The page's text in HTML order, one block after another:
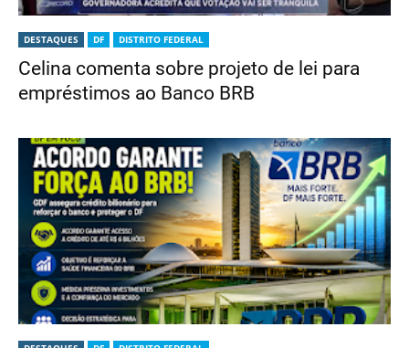
DESTAQUES DF DISTRITO FEDERAL
Celina comenta sobre projeto de lei para
empréstimos ao Banco BRB